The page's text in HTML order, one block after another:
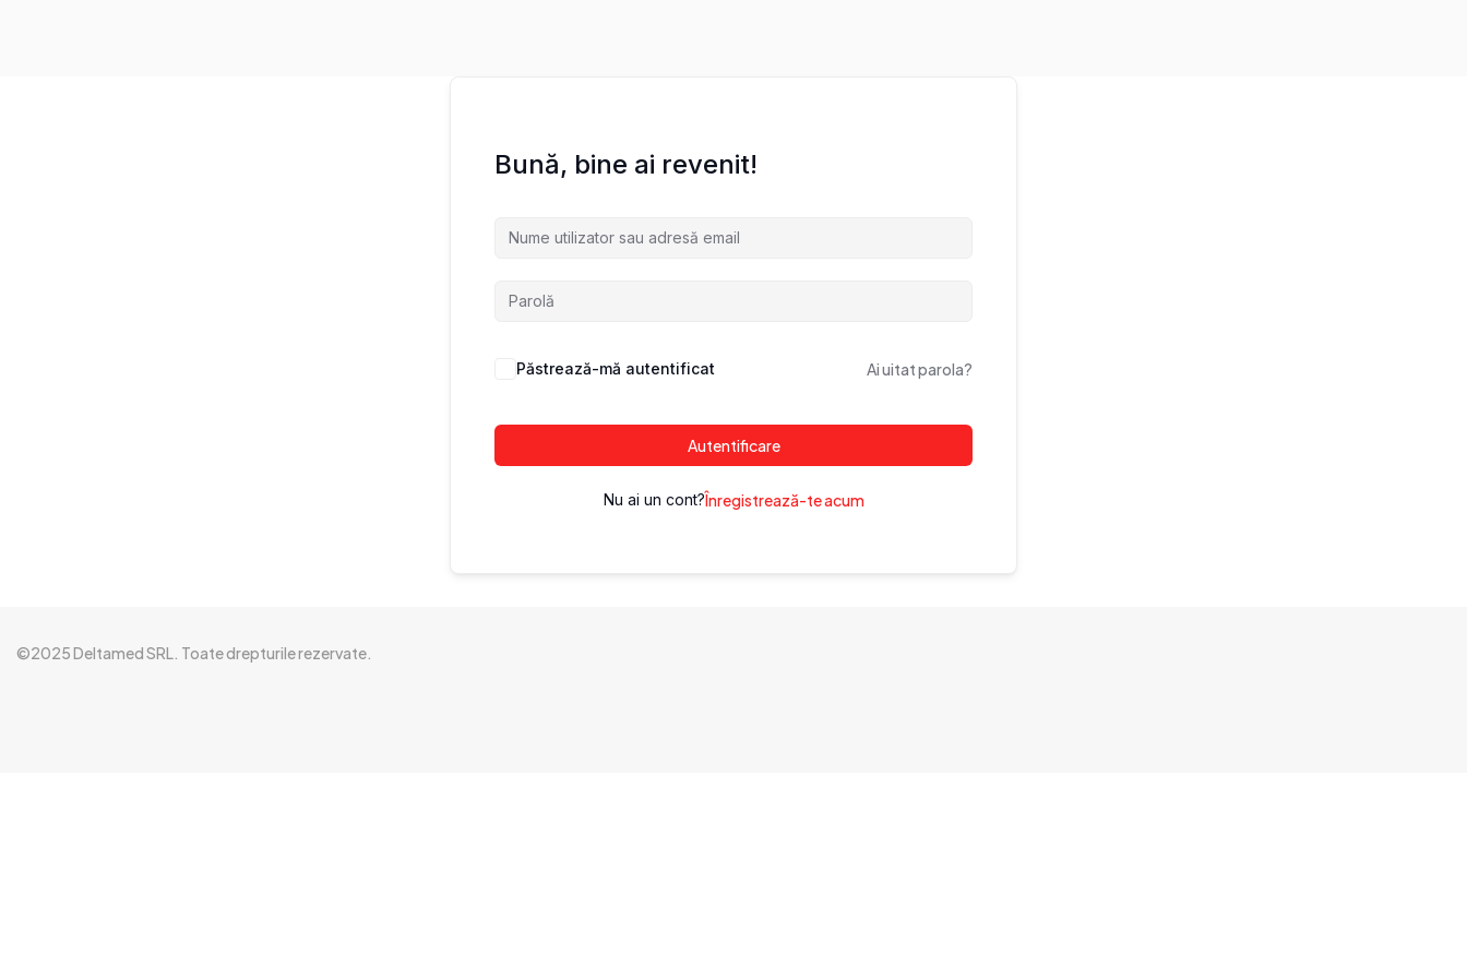
Bună, bine ai revenit!
Păstrează-mă autentificat Ai uitat parola?
Autentificare
Nu ai un cont?Înregistrează-te acum
©2025 Deltamed SRL. Toate drepturile rezervate.